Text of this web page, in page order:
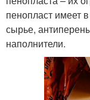
пенопласт имеет
сырье,
наполнители.